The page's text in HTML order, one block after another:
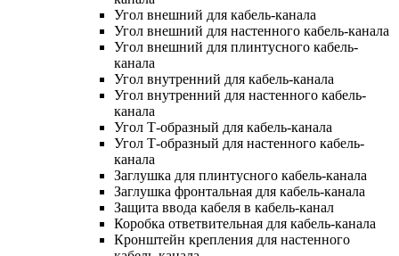
Угол внешний для кабель-канала
Угол внешний для настенного кабель-канала
Угол внешний для плинтусного кабель-
канала
Угол внутренний для кабель-канала
Угол внутренний для настенного кабель-
канала
Угол Т-образный для кабель-канала
Угол Т-образный для настенного кабель-
канала
Заглушка для плинтусного кабель-канала
Заглушка фронтальная для кабель-канала
Защита ввода кабеля в кабель-канал
Коробка ответвительная для кабель-канала
Кронштейн крепления для настенного